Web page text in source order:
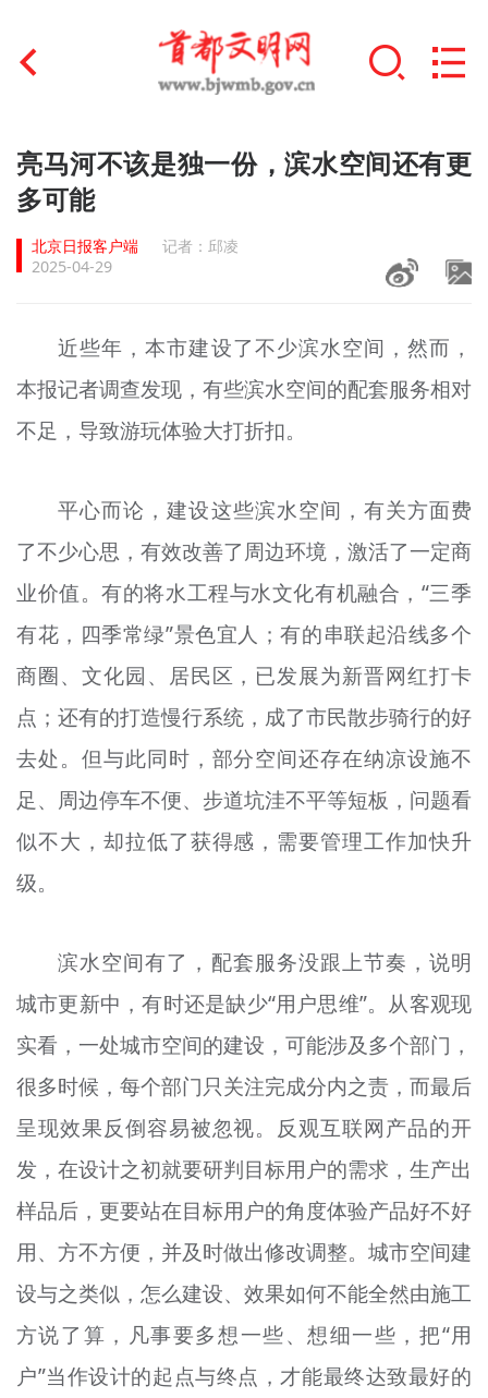
首页
文明创建
文明实践
未成年人思想道德建设
榜样人物
+
文明评论
北京宣传文化引导基金
宣传思想文化人才
专题
资料库
+
亮马河不该是独一份，滨水空间还有更
多可能
北京日报客户端
记者：邱凌
2025-04-29
近些年，本市建设了不少滨水空间，然而，
本报记者调查发现，有些滨水空间的配套服务相对
不足，导致游玩体验大打折扣。
平心而论，建设这些滨水空间，有关方面费
了不少心思，有效改善了周边环境，激活了一定商
业价值。有的将水工程与水文化有机融合，“三季
有花，四季常绿”景色宜人；有的串联起沿线多个
商圈、文化园、居民区，已发展为新晋网红打卡
点；还有的打造慢行系统，成了市民散步骑行的好
去处。但与此同时，部分空间还存在纳凉设施不
足、周边停车不便、步道坑洼不平等短板，问题看
似不大，却拉低了获得感，需要管理工作加快升
级。
滨水空间有了，配套服务没跟上节奏，说明
城市更新中，有时还是缺少“用户思维”。从客观现
实看，一处城市空间的建设，可能涉及多个部门，
很多时候，每个部门只关注完成分内之责，而最后
呈现效果反倒容易被忽视。反观互联网产品的开
发，在设计之初就要研判目标用户的需求，生产出
样品后，更要站在目标用户的角度体验产品好不好
用、方不方便，并及时做出修改调整。城市空间建
设与之类似，怎么建设、效果如何不能全然由施工
方说了算，凡事要多想一些、想细一些，把“用
户”当作设计的起点与终点，才能最终达致最好的